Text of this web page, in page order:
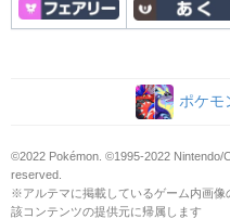
ポケモ
©2022 Pokémon. ©1995-2022 Nintendo/
reserved.
※アルテマに掲載しているゲーム内画像
該コンテンツの提供元に帰属します